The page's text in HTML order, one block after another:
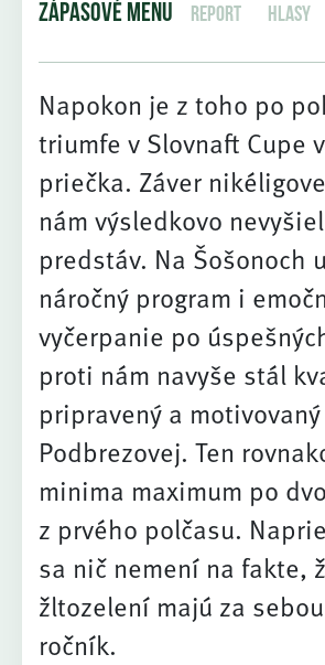
ZÁPASOVÉ MENU Report Hlasy
Napokon je z toho po
triumfe v Slovnaft Cupe
priečka. Záver
nám výsledkovo
predstáv. Na Šošonoch
náročný program i
vyčerpanie po
proti nám navyše stál
pripravený a
Podbrezovej. Ten
minima maximum po
z prvého polčasu.
sa nič nemení na fakte,
žltozelení majú za
ročník.